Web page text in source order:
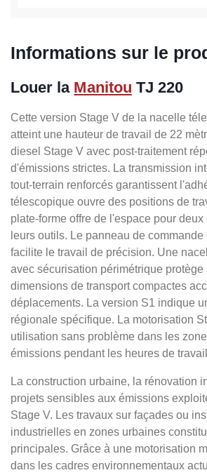
Informations sur le
Louer la Manitou TJ 220
Cette version Stage V de la nacelle
atteint une hauteur de travail de 22
diesel Stage V avec post-traitement
d'émissions strictes. La transmission
tout-terrain renforcés garantissent
télescopique ouvre des positions de
plate-forme offre de l'espace pour
leurs outils. Le panneau de
facilite le travail de précision. Une
avec sécurisation périmétrique
dimensions de transport compactes
déplacements. La version S1 indique
régionale spécifique. La motorisation
utilisation sans problème dans les
émissions pendant les heures de
La construction urbaine, la rénovation
projets sensibles aux émissions
Stage V. Les travaux sur façades ou
industrielles en zones urbaines
principales. Grâce à une motorisation
dans les cadres environnementaux